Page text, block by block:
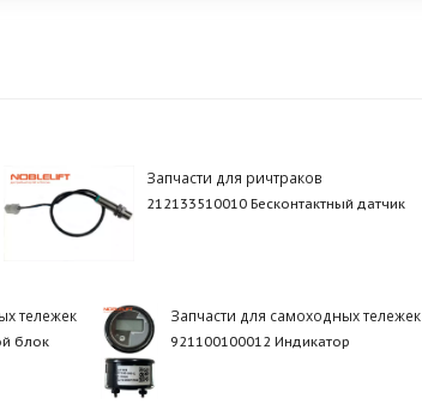
Запчасти для ричтраков
212133510010 Бесконтактный датчик
тележек
блок
Запчасти для самоходных тележек
921100100012 Индикатор